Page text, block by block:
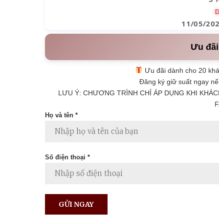
11/05/
Ưu
Ưu đãi dành cho 20
Đăng ký giữ suất ngay
LƯU Ý: CHƯƠNG TRÌNH CHỈ ÁP DỤNG KHI
Họ và tên *
Số điện thoại *